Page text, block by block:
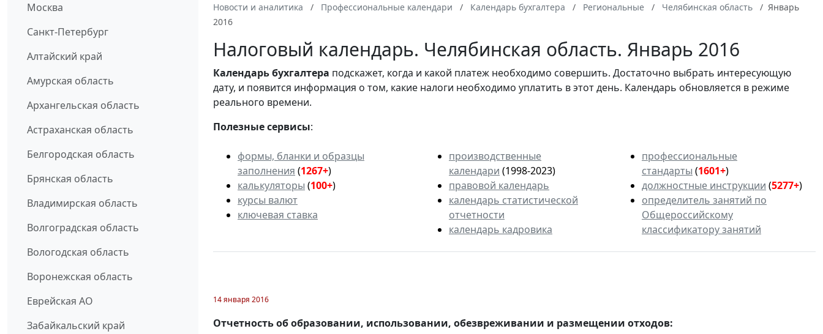
Москва
Санкт-Петербург
Алтайский край
Амурская область
Архангельская область
Астраханская область
Белгородская область
Брянская область
Владимирская область
Волгоградская область
Вологодская область
Воронежская область
Еврейская АО
Забайкальский край
Новости и аналитика Профессиональные календари Календарь бухгалтера Региональные Челябинская область
Январь
2016
Налоговый календарь. Челябинская область. Январь 2016
Календарьбухгалтера подскажет, когда и какой платеж необходимо совершить. Достаточно выбрать интересующую
дату, и появится информация о том, какие налоги необходимо уплатить в этот день. Календарь обновляется в режиме
реального времени.
Полезные сервисы:
формы, бланки и образцы
заполнения (1267+)
калькуляторы (100+)
курсы валют
ключевая ставка
производственные
календари (1998-2023)
правовой календарь
календарь статистической
отчетности
календарь кадровика
профессиональные
стандарты (1601+)
должностные инструкции (5277+)
определитель занятий по
Общероссийскому
классификатору занятий
14 января 2016
Отчетность об образовании, использовании, обезвреживании и размещении отходов: